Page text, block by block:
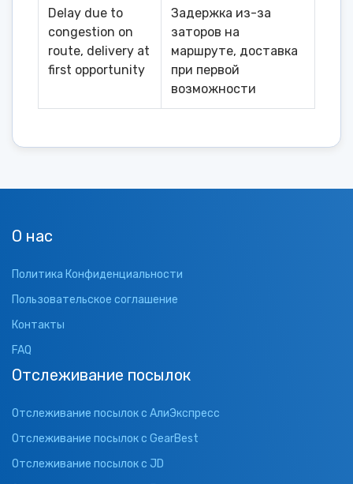
Delay due to
congestion on
route, delivery at
first opportunity
Задержка из-за
заторов на
маршруте, доставка
при первой
возможности
О нас
Политика Конфиденциальности
Пользовательское соглашение
Контакты
FAQ
Отслеживание посылок
Отслеживание посылок с АлиЭкспресс
Отслеживание посылок с GearBest
Отслеживание посылок с JD